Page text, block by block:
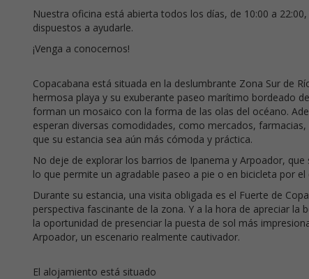
Nuestra oficina está abierta todos los días, de 10:00 a
dispuestos a ayudarle.
¡Venga a conocernos!
Copacabana está situada en la deslumbrante Zona Sur de
hermosa playa y su exuberante paseo marítimo bordeado
forman un mosaico con la forma de las olas del océano.
esperan diversas comodidades, como mercados,
que su estancia sea aún más cómoda y práctica.
No deje de explorar los barrios de Ipanema y Arpoador,
lo que permite un agradable paseo a pie o en bicicleta por el
Durante su estancia, una visita obligada es el Fuerte de
perspectiva fascinante de la zona. Y a la hora de apreciar
la oportunidad de presenciar la puesta de sol más
Arpoador, un escenario realmente cautivador.
El alojamiento está situado